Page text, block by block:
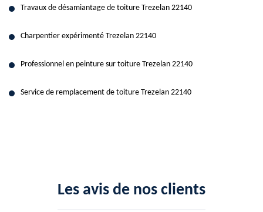
Travaux de désamiantage de toiture Trezelan 22140
Charpentier expérimenté Trezelan 22140
Professionnel en peinture sur toiture Trezelan 22140
Service de remplacement de toiture Trezelan 22140
Les avis de nos clients